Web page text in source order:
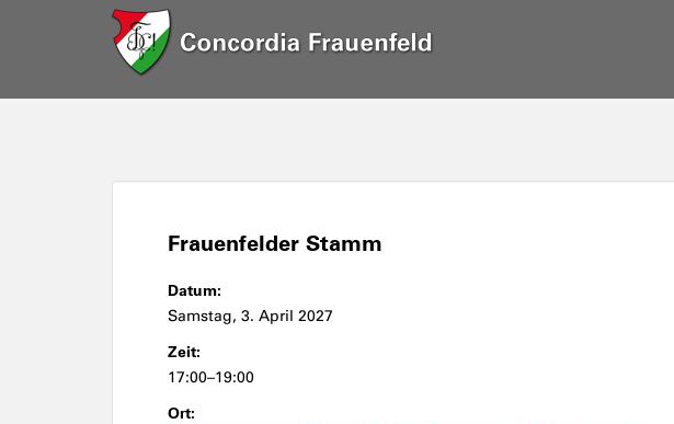
Frauenfelder Stamm
Datum:
Samstag, 3. April 2027
Zeit:
17:00–19:00
Ort: